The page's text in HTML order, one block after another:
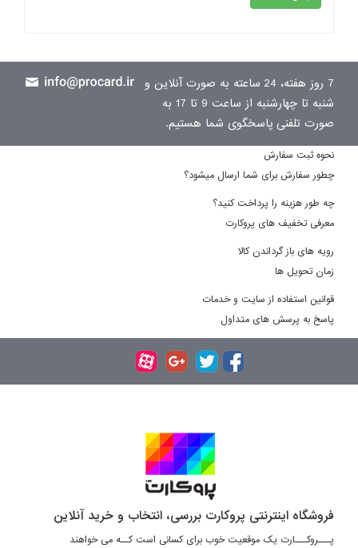
7 روز هفته، 24 ساعته به صورت آنلاین و
شنبه تا چهارشنبه از ساعت 9 تا 17 به
صورت تلفنی پاسخگوی شما هستیم.
نحوه ثبت سفارش
چطور سفارش برای شما ارسال میشود؟
چه طور هزینه را پرداخت کنید؟
معرفی تخفیف های پروکارت
رویه های باز گرداندن کالا
زمان تحویل ها
قوانین استفاده از سایت و خدمات
پاسخ به پرسش های متداول
فروشگاه اینترنتی پروکارت بررسی، انتخاب و خرید آنلاین
پـــروکـــارت یک موقعیت خوب برای کسانی است کــه می خواهند